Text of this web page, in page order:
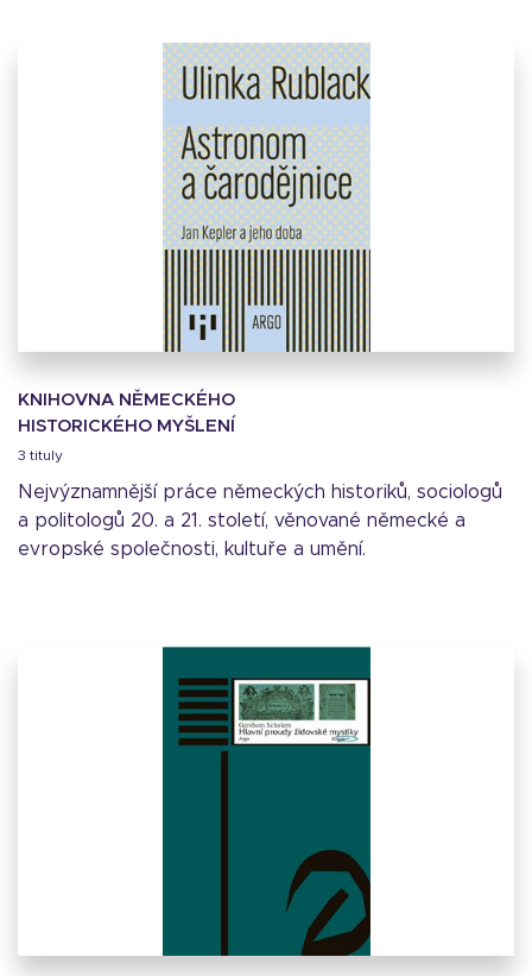
KNIHOVNA NĚMECKÉHO
HISTORICKÉHO MYŠLENÍ
3 tituly
Nejvýznamnější práce německých historiků, sociologů
a politologů 20. a 21. století, věnované německé a
evropské společnosti, kultuře a umění.